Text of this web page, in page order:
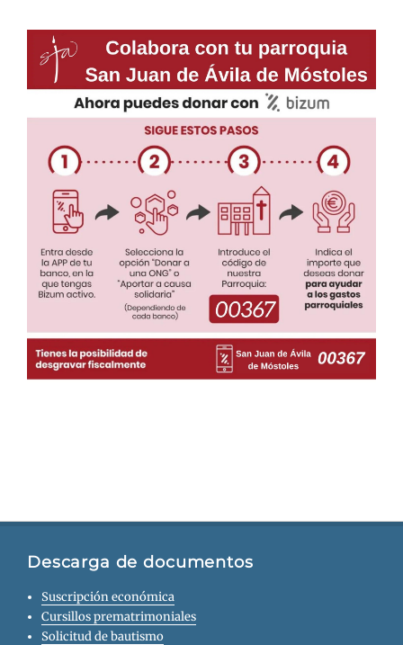
Descarga de documentos
Suscripción económica
Cursillos prematrimoniales
Solicitud de bautismo